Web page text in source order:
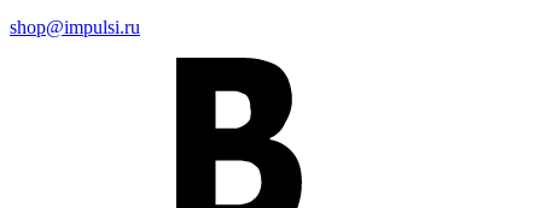
shop@impulsi.ru